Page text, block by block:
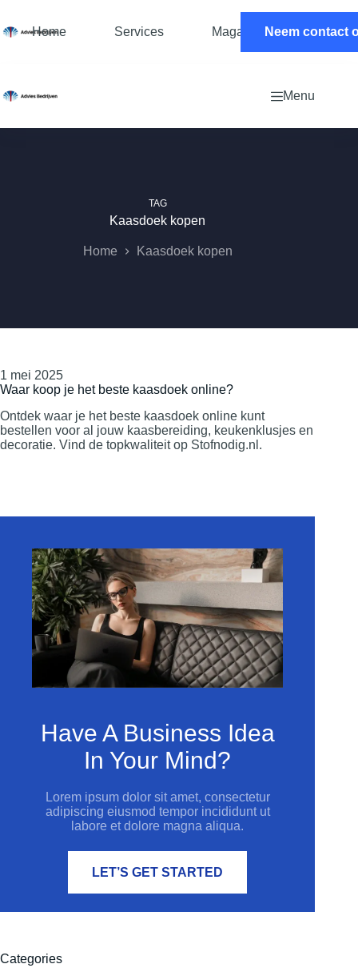
de
Home Services MagazineNeem contact
Menu
TAG
Kaasdoek kopen
Home Kaasdoek kopen
1 mei 2025
Waar koop je het beste kaasdoek online?
Ontdek waar je het beste kaasdoek online kunt
bestellen voor al jouw kaasbereiding, keukenklusjes en
decoratie. Vind de topkwaliteit op Stofnodig.nl.
Have A Business Idea
In Your Mind?
Lorem ipsum dolor sit amet, consectetur
adipiscing eiusmod tempor incididunt ut
labore et dolore magna aliqua.
LET’S GET STARTED
Categories